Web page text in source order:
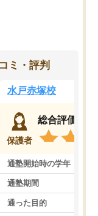
ミ・評判
水戸赤塚校
保護者
総合評価
通塾開始時の学年
通塾期間
通った目的